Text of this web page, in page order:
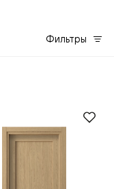
Фильтры